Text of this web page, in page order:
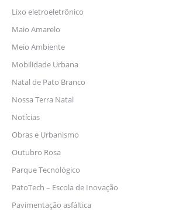
Lixo eletroeletrônico
Maio Amarelo
Meio Ambiente
Mobilidade Urbana
Natal de Pato Branco
Nossa Terra Natal
Notícias
Obras e Urbanismo
Outubro Rosa
Parque Tecnológico
PatoTech – Escola de Inovação
Pavimentação asfáltica